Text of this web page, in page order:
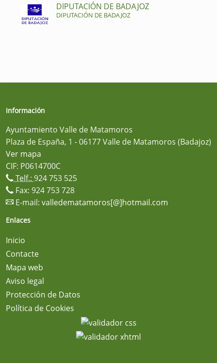
DIPUTACIÓN DE BADAJOZ
DIPUTACIÓN DE BADAJOZ
Información
Ayuntamiento Valle de Matamoros
Plaza de España, 1 - 06177 Valle de Matamoros (Badajoz)
Ver mapa
CIF: P0614700C
Telf.: 924 753 525
Fax: 924 753 728
E-mail: valledematamoros[@]hotmail.com
Enlaces
Inicio
Contacte
Mapa web
Aviso legal
Protección de Datos
Política de Cookies